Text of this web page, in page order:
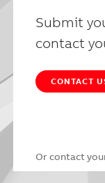
Submit
contact
CONTACT
Or contact